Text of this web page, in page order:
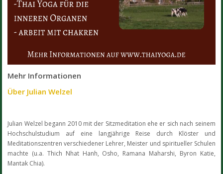
Mehr Informationen
Über Julian Welzel
Julian Welzel begann 2010 mit der Sitzmeditation ehe er sich nach seinem
Hochschulstudium auf eine langjährige Reise durch Klöster und
Meditationszentren verschiedener Lehrer, Meister und spiritueller Schulen
machte (u.a. Thich Nhat Hanh, Osho, Ramana Maharshi, Byron Katie,
Mantak Chia).